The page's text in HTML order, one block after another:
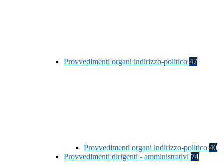
Provvedimenti organi indirizzo-politico 47
Provvedimenti organi indirizzo-politico 40
Provvedimenti dirigenti - amministrativi 74